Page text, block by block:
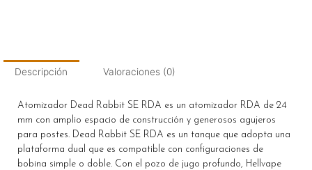
Descripción Valoraciones (0)
Atomizador Dead Rabbit SE RDA es un atomizador RDA de 24
mm con amplio espacio de construcción y generosos agujeros
para postes. Dead Rabbit SE RDA es un tanque que adopta una
plataforma dual que es compatible con configuraciones de
bobina simple o doble. Con el pozo de jugo profundo, Hellvape